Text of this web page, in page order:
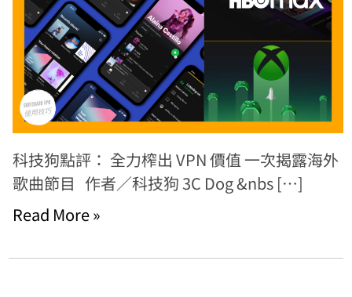
科技狗點評： 全力榨出 VPN 價值 一次揭露海外
歌曲節目 作者／科技狗 3C Dog &nbs […]
Read More »